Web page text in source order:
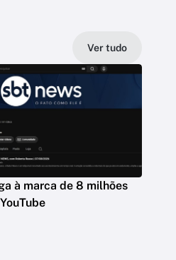
Ver tudo
à marca de 8 milhões